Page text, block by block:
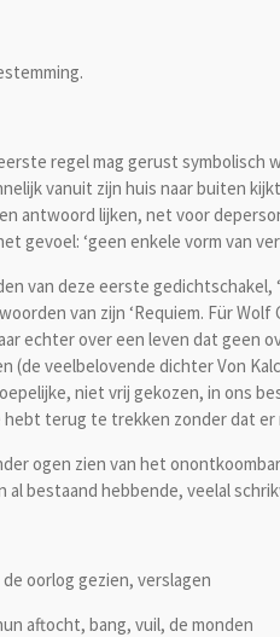
regel mag gerust symbolisch
vanuit zijn huis naar buiten
antwoord lijken, net voor
gevoel: ‘geen enkele vorm van
deze eerste gedichtschakel,
van zijn ‘Requiem. Für
echter over een leven dat
(de veelbelovende dichter Von
niet vrij gekozen, in ons
hebt terug te trekken zonder dat
zien van het
al bestaand hebbende, veelal
de oorlog gezien, verslagen
aftocht, bang, vuil, de monden